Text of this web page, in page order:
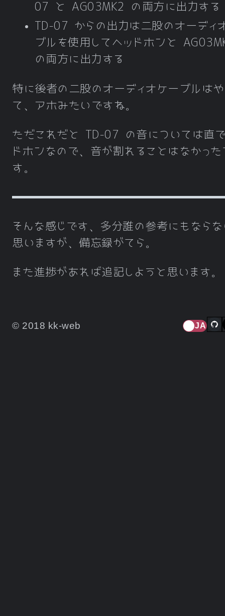
07 と AG03MK2 の両方に出力する
TD-07 からの出力は二股のオーディ
ブルを使用してヘッドホンと
の両方に出力する
特に後者の二股のオーディオケーブルは
て、アホみたいですね。
ただこれだと TD-07 の音については直
ドホンなので、音が割れることはなかった
す。
そんな感じです、多分誰の参考にもなら
思いますが、備忘録がてら。
また進捗があれば追記しようと思います。
© 2018 kk-web JA